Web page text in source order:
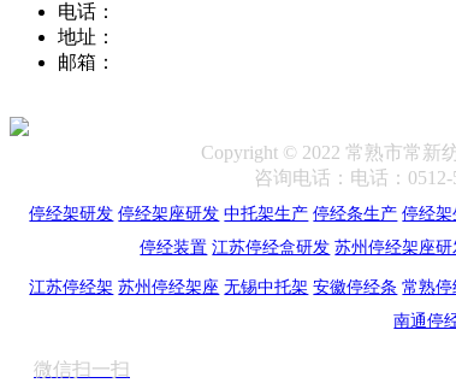
电话：
地址：
邮箱：
Copyright © 2022 常熟市常新
咨询电话：电话：
停经架研发 停经架座研发 中托架生产 停经条生产 停经架
停经装置 江苏停经盒研发 苏州停经架座研
江苏停经架 苏州停经架座 无锡中托架 安徽停经条 常熟停
南通停
微信扫一扫